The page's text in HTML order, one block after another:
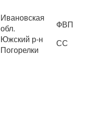
Ивановская
обл.
Южский р-н
Погорелки
ФВП
СС